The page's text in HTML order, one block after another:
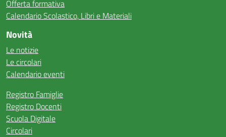
Offerta formativa
Calendario Scolastico, Libri e Materiali
Novità
Le notizie
Le circolari
Calendario eventi
Registro Famiglie
Registro Docenti
Scuola Digitale
Circolari